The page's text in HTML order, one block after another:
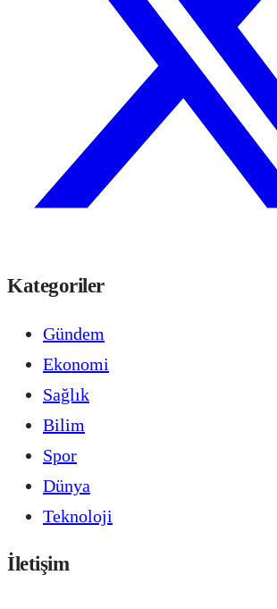
Kategoriler
Gündem
Ekonomi
Sağlık
Bilim
Spor
Dünya
Teknoloji
İletişim